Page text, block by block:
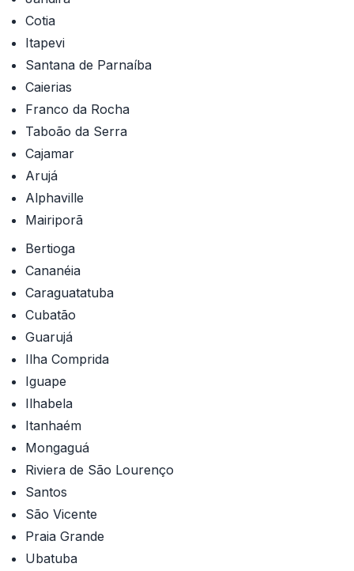
Cotia
Itapevi
Santana de Parnaíba
Caierias
Franco da Rocha
Taboão da Serra
Cajamar
Arujá
Alphaville
Mairiporã
Bertioga
Cananéia
Caraguatatuba
Cubatão
Guarujá
Ilha Comprida
Iguape
Ilhabela
Itanhaém
Mongaguá
Riviera de São Lourenço
Santos
São Vicente
Praia Grande
Ubatuba